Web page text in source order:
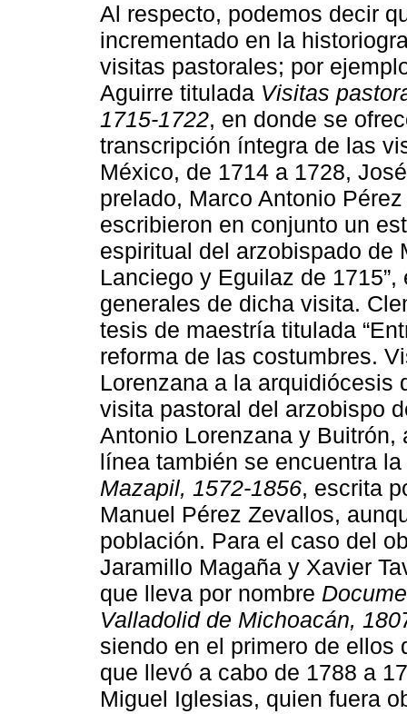
Al respecto, podemos decir
incrementado en la
visitas pastorales; por
Aguirre titulada Visitas
1715-1722, en donde se
transcripción íntegra de las
México, de 1714 a 1728,
prelado, Marco Antonio
escribieron en conjunto un
espiritual del arzobispado de
Lanciego y Eguilaz de
generales de dicha visita.
tesis de maestría titulada
reforma de las costumbres.
Lorenzana a la arquidiócesis
visita pastoral del arzobispo
Antonio Lorenzana y
línea también se encuentra
Mazapil, 1572-1856, escrita
Manuel Pérez Zevallos,
población. Para el caso del
Jaramillo Magaña y Xavier
que lleva por nombre
Valladolid de Michoacán,
siendo en el primero de ellos
que llevó a cabo de 1788 a
Miguel Iglesias, quien fuera